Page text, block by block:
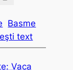
Basme
text
Vaca